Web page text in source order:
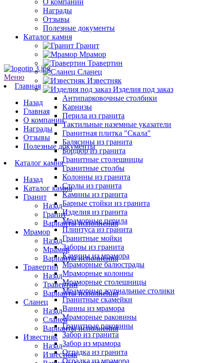
О компании
Награды
Отзывы
Полезные документы
Каталог камня
Гранит
Мрамор
Травертин
Сланец
Известняк
Изделия под заказ
Антипарковочные столбики
Карнизы
Перила из гранита
Тактильные наземные указатели
Гранитная плитка "Скала"
Балясины из гранита
Бордюр из гранита
Гранитные столешницы
Гранитные столбы
Колонны из гранита
Столы из гранита
Камины из гранита
Барные стойки из гранита
Изделия из гранита
Мраморные перила
Плинтуса из гранита
Гранитные мойки
Заборы из гранита
Камины из мрамора
Мраморные балюстрады
Мраморные колонны
Мраморные столешницы
Мраморные журнальные столики
Гранитные скамейки
Ванны из мрамора
Мраморные раковины
Гранитные раковины
Забор из гранита
Забор из мрамора
Оградка из гранита
Оградка из мрамора
Меню
Главная
Назад
Главная
О компании
Награды
Отзывы
Полезные документы
Каталог камня
Назад
Каталог камня
Гранит
Назад
Гранит
Варианты исполнения
Мрамор
Назад
Мрамор
Варианты исполнения
Травертин
Назад
Травертин
Варианты исполнения
Сланец
Назад
Сланец
Варианты исполнения
Известняк
Назад
Известняк